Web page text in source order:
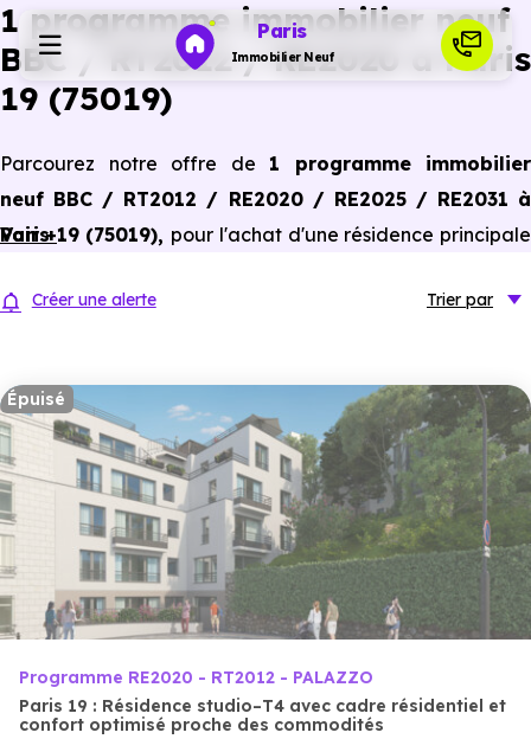
Paris
Immobilier Neuf
Investir
Ressources
Financer
1 programme immobilier neuf
BBC / RT2012 / RE2020 à Paris
19 (75019)
Parcourez notre offre de 1 programme immobilier
neuf BBC / RT2012 / RE2020 / RE2025 / RE2031 à
Paris 19 (75019), pour l'achat d'une résidence principale
normes de performances énergétiques, pour un gain
Voir +
Créer une alerte Trier par
Épuisé
Programme RE2020 - RT2012 - PALAZZO
Paris 19 : Résidence studio–T4 avec cadre résidentiel et
confort optimisé proche des commodités